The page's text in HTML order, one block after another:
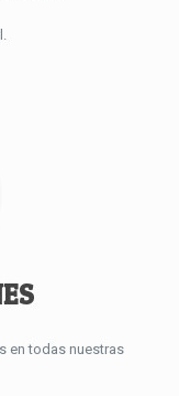
en todas nuestras